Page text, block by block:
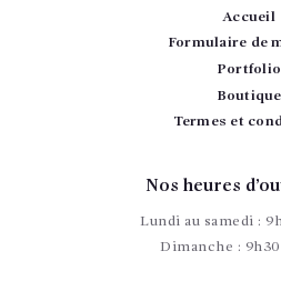
Accueil
Formulaire de
Portfolio
Boutique
Termes et
Nos heures
Lundi au samedi :
Dimanche : 9h30